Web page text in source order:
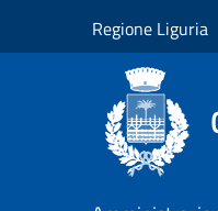
Regione Liguria